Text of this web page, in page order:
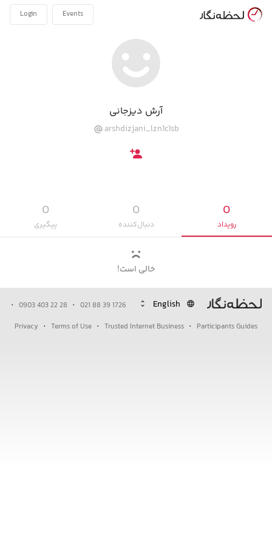
Events
Login
آرش دیزجانی
arshdizjani_lzn1c1sb
0
رویداد‌
0
دنبال‌کننده
0
پیگیری‌
خالی است!
language
unfold_more
021 88 39 1726
·
0903 403 22 28
·
Participants Guides
·
Trusted Internet Business
·
Terms of Use
·
Privacy